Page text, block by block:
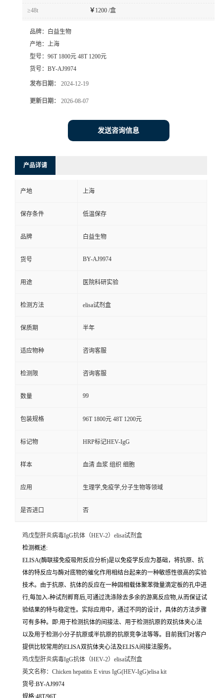
≥48t ￥ 1200 /盒
品牌：
白益生物
产地： 上海
型号： 96T 1800元 48T 1200元
货号： BY-AJ9974
发布日期： 2024-12-19
更新日期： 2026-08-07
发送咨询信息
产品详请
产地 上海
保存条件 低温保存
品牌 白益生物
货号 BY-AJ9974
用途 医院科研实验
检测方法 elisa试剂盒
保质期 半年
适应物种 咨询客服
检测限 咨询客服
数量 99
包装规格 96T 1800元 48T 1200元
标记物 HRP标记HEV-IgG
样本 血清 血浆 组织 细胞
应用 生理学,免疫学,分子生物等领域
是否进口 否
鸡戊型肝炎病毒IgG抗体（HEV-2）elisa试剂盒
检测概述:
ELISA(酶联接免疫吸附反应分析)是以免疫学反应为基础，将抗原、抗
体的特反应与酶对底物的催化作用相结台起来的一种敏感性很高的实验
技术。由于抗原、抗体的反应在一种固相载体聚苯微量滴定板的孔中进
行,每加入-种试剂孵育后,可通过洗涤除去多余的游离反应物,从而保证试
验结果的特与稳定性。实际应用中，通过不同的设计，具体的方法步骤
可有多种。即:用于检测抗体的间接法、用于检测抗原的双抗体夹心法
以及用于检测小分子抗原或半抗原的抗原竞争法等等。目前我们对客户
提供比较常用的ELISA双抗体夹心法及ELISA间接法服务。
鸡戊型肝炎病毒IgG抗体（HEV-2）elisa试剂盒
英文名称： Chicken hepatitis E virus IgG(HEV-IgG)elisa kit
货号:BY-AJ9974